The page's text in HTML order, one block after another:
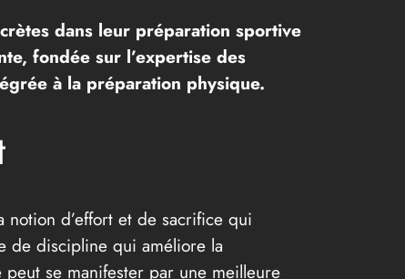
dans leur préparation sportive
fondée sur l’expertise des
à la préparation physique.
notion d’effort et de sacrifice qui
de discipline qui améliore la
se manifester par une meilleure